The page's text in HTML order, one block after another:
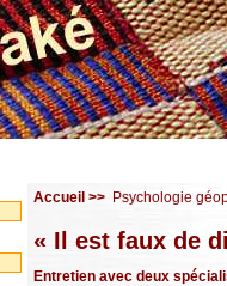
Accueil >> Psychologie
« Il est faux de
Entretien avec deux